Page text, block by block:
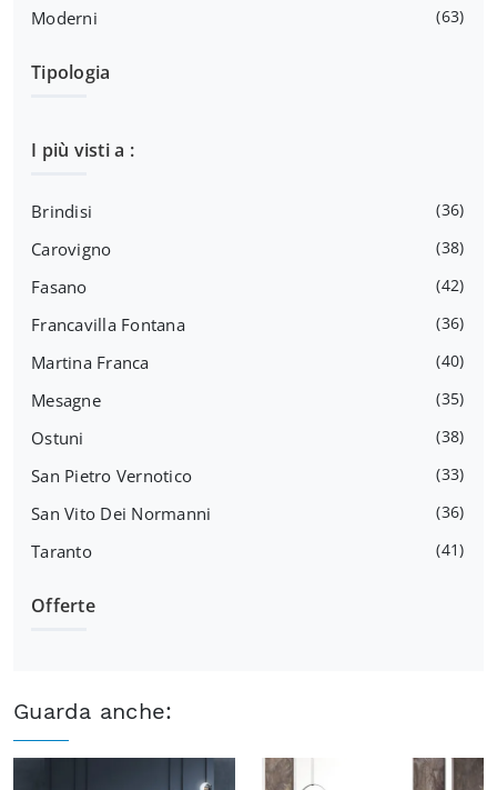
Moderni 63
Tipologia
I più visti a :
Brindisi 36
Carovigno 38
Fasano 42
Francavilla Fontana 36
Martina Franca 40
Mesagne 35
Ostuni 38
San Pietro Vernotico 33
San Vito Dei Normanni 36
Taranto 41
Offerte
Guarda anche: